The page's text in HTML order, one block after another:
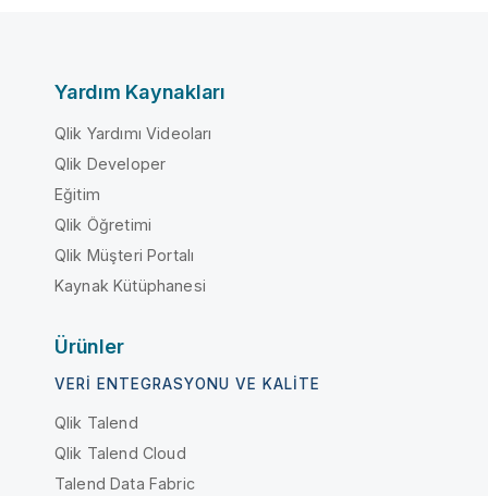
Yardım Kaynakları
Qlik Yardımı Videoları
Qlik Developer
Eğitim
Qlik Öğretimi
Qlik Müşteri Portalı
Kaynak Kütüphanesi
Ürünler
VERI ENTEGRASYONU VE KALITE
Qlik Talend
Qlik Talend Cloud
Talend Data Fabric